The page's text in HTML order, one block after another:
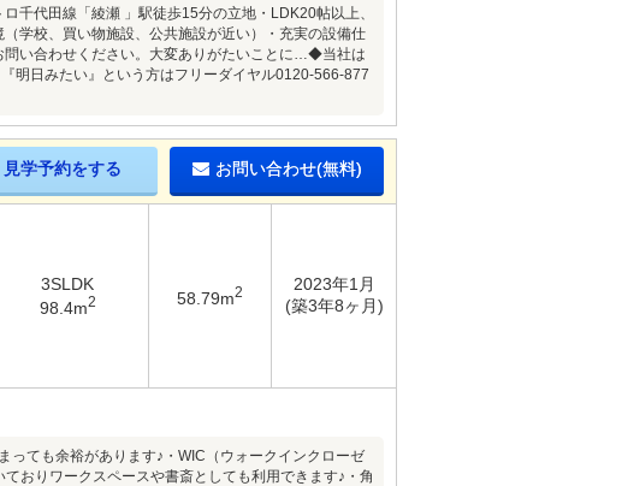
代田線「綾瀬 」駅徒歩15分の立地・LDK20帖以上、
学校、買い物施設、公共施設が近い）・充実の設備仕
問い合わせください。大変ありがたいことに…◆当社は
明日みたい』という方はフリーダイヤル0120-566-877
見学予約をする お問い合わせ(無料)
3SLDK
98.4m2 58.79m2
2023年1月
(築3年8ヶ月)
ても余裕があります♪・WIC（ウォークインクローゼ
おりワークスペースや書斎としても利用できます♪・角